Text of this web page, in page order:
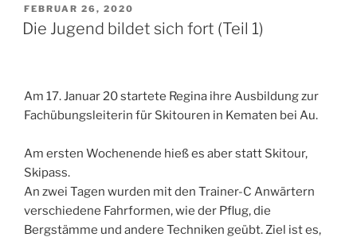
VERÖFFENTLICHT
AM
FEBRUAR 26, 2020
Die Jugend bildet sich fort (Teil 1)
Am 17. Januar 20 startete Regina ihre Ausbildung zur
Fachübungsleiterin für Skitouren in Kematen bei Au.
Am ersten Wochenende hieß es aber statt Skitour,
Skipass.
An zwei Tagen wurden mit den Trainer-C Anwärtern
verschiedene Fahrformen, wie der Pflug, die
Bergstämme und andere Techniken geübt. Ziel ist es,